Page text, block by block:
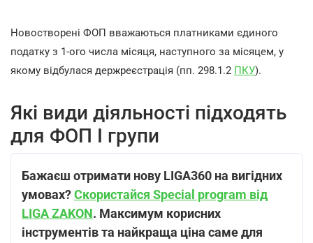
Новостворені ФОП вважаються платниками єдиного
податку з 1-ого числа місяця, наступного за місяцем, у
якому відбулася держреєстрація (пп. 298.1.2 ПКУ).
Які види діяльності підходять
для ФОП І групи
Бажаєш отримати нову LIGA360 на вигідних
умовах?Скористайся Special program від
LIGA ZAKON. Максимум корисних
інструментів та найкраща ціна саме для